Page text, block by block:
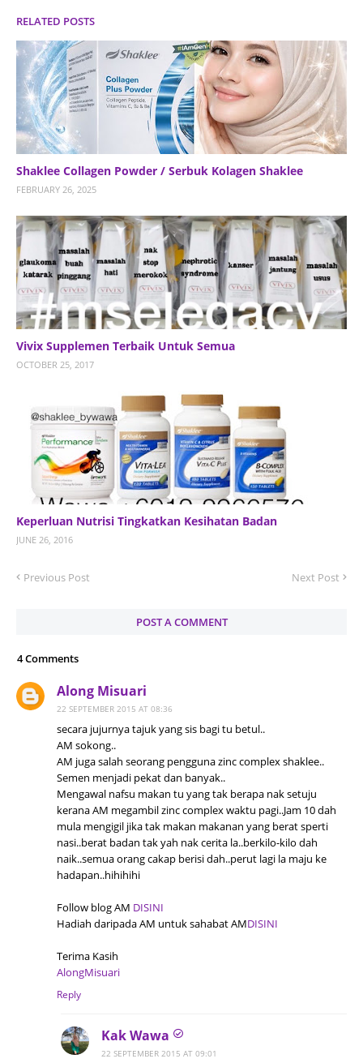
RELATED POSTS
Shaklee Collagen Powder / Serbuk Kolagen Shaklee
FEBRUARY 26, 2025
Vivix Supplemen Terbaik Untuk Semua
OCTOBER 25, 2017
Keperluan Nutrisi Tingkatkan Kesihatan Badan
JUNE 26, 2016
Previous Post Next Post
POST A COMMENT
4 Comments
Along Misuari
22 SEPTEMBER 2015 AT 08:36
secara jujurnya tajuk yang sis bagi tu betul..
AM sokong..
AM juga salah seorang pengguna zinc complex shaklee..
Semen menjadi pekat dan banyak..
Mengawal nafsu makan tu yang tak berapa nak setuju
kerana AM megambil zinc complex waktu pagi..Jam 10 dah
mula mengigil jika tak makan makanan yang berat sperti
nasi..berat badan tak yah nak cerita la..berkilo-kilo dah
naik..semua orang cakap berisi dah..perut lagi la maju ke
hadapan..hihihihi
Follow blog AM DISINI
Hadiah daripada AM untuk sahabat AMDISINI
Terima Kasih
AlongMisuari
Reply
Kak Wawa
22 SEPTEMBER 2015 AT 09:01